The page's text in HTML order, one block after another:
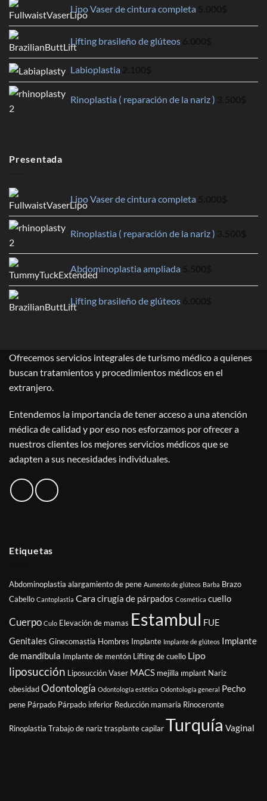
Lipo Vaser de cintura completa
Lifting brasileño de glúteos
Labioplastia
Rinoplastia ( reparación de la nariz )
Presentada
Lipo Vaser de cintura completa
Rinoplastia ( reparación de la nariz )
Abdominoplastia ampliada
Lifting brasileño de glúteos
Ofrecemos servicios integrales de turismo médico a quienes
buscan tratamientos y procedimientos médicos en el
extranjero.
Entendemos la importancia de tener acceso a una atención
médica de calidad y por eso nos esforzamos por ofrecer a
nuestros clientes los mejores servicios médicos que se
adapten a sus necesidades individuales.
Etiquetas
Abdominoplastia alargamiento de pene Aumento de glúteos Barba Brazo
Cabello Cantoplastia Caracirugía de párpados Cosmética cuello
Cuerpo Culo Elevación de mamas Estambul FUE
Genitales Ginecomastia Hombres Implante Implante de glúteos Implante
de mandíbula Implante de mentón Lifting de cuello Lipo
liposucción Liposucción Vaser MACS mejilla ımplant Nariz
obesidadOdontología Odontología estética Odontología general Pecho
pene Párpado Párpado inferior Reducción mamaria Rinoceronte
Rinoplastia Trabajo de nariztrasplante capilarTurquía Vaginal